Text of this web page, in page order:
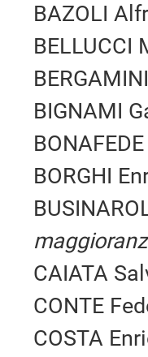
BAZOLI
BELLUCCI
BIGNAMI
BORGHI
CAIATA
CONTE
COSTA